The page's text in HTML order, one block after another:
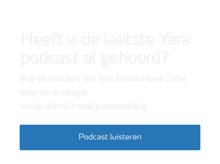
Heeft u de laatste Yara
podcast al gehoord?
Podcast luisteren